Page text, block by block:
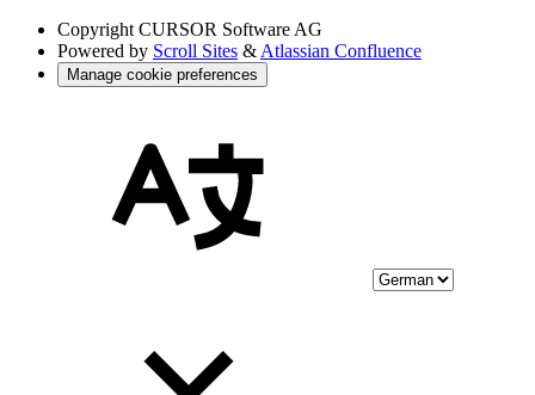
Copyright CURSOR Software AG
Powered by Scroll Sites & Atlassian Confluence
Manage cookie preferences